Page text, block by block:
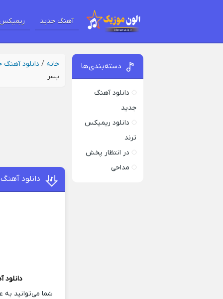
آهنگ جدید
خانه / دانلود آهنگ
پسر
دانلود
شما می‌توانید به
دسته‌بندی‌ها
دانلود آهنگ
جدید
دانلود ریمیکس
ترند
در انتظار پخش
مداحی